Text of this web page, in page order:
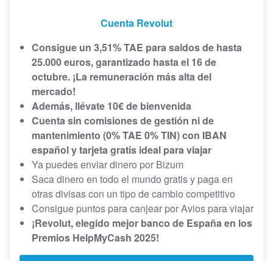
Cuenta Revolut
Consigue un 3,51% TAE para saldos de hasta
25.000 euros, garantizado hasta el 16 de
octubre. ¡La remuneración más alta del
mercado!
Además, llévate 10€ de bienvenida
Cuenta sin comisiones de gestión ni de
mantenimiento (0% TAE 0% TIN) con IBAN
español y tarjeta gratis ideal para viajar
Ya puedes enviar dinero por Bizum
Saca dinero en todo el mundo gratis y paga en
otras divisas con un tipo de cambio competitivo
Consigue puntos para canjear por Avios para viajar
¡Revolut, elegido mejor banco de España en los
Premios HelpMyCash 2025!